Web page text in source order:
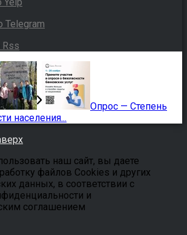
Yelp
Telegram
Rss
Опрос — Степень
населения...
наш сайт, вы даете
файлов Cookies и других
данных, в соответствии с
и
соглашением